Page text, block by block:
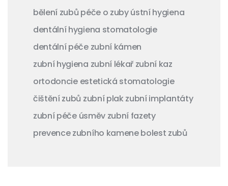
bělení zubů péče o zubyústní hygiena
dentální hygiena stomatologie
dentální péče zubní kámen
zubní hygiena zubní lékař zubní kaz
ortodoncie estetická stomatologie
čištění zubů zubní plak zubní implantáty
zubní péče úsměv zubní fazety
prevence zubního kamenebolest zubů